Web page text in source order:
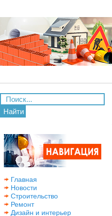
Найти
Главная
Новости
Строительство
Ремонт
Дизайн и интерьер